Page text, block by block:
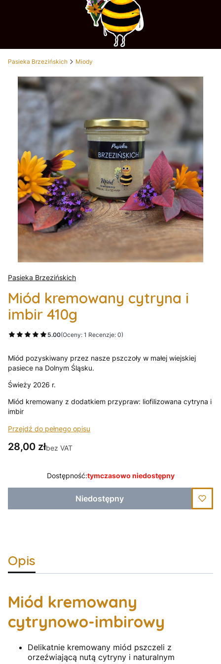
Pasieka Brzezińskich Miody
Pasieka Brzezińskich
Miód kremowany cytryna i
imbir 410g
5.00(Oceny: 1 Recenzje: 0)
Miód pozyskiwany przez nasze pszczoły w małej wiejskiej
pasiece na Dolnym Śląsku.
Świeży 2026 r.
Miód kremowany z dodatkiem przypraw: liofilizowana cytryna i
imbir
Przejdź do pełnego opisu
Cena
28,00 złbez VAT
Dostępność:tymczasowo niedostępny
Niedostępny
Opis
Miód kremowany
cytrynowo-imbirowy
Delikatnie kremowany miód pszczeli z
orzeźwiającą nutą cytryny i naturalnym